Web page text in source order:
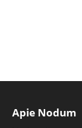
Apie Nodum